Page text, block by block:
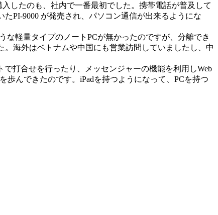
したのも、社内で一番最初でした。携帯電話が普及して
PI-9000 が発売され、パソコン通信が出来るようにな
軽量タイプのノートPCが無かったのですが、分離でき
海外はベトナムや中国にも営業訪問していましたし、中
打合せを行ったり、メッセンジャーの機能を利用しWeb
んできたのです。iPadを持つようになって、PCを持つ